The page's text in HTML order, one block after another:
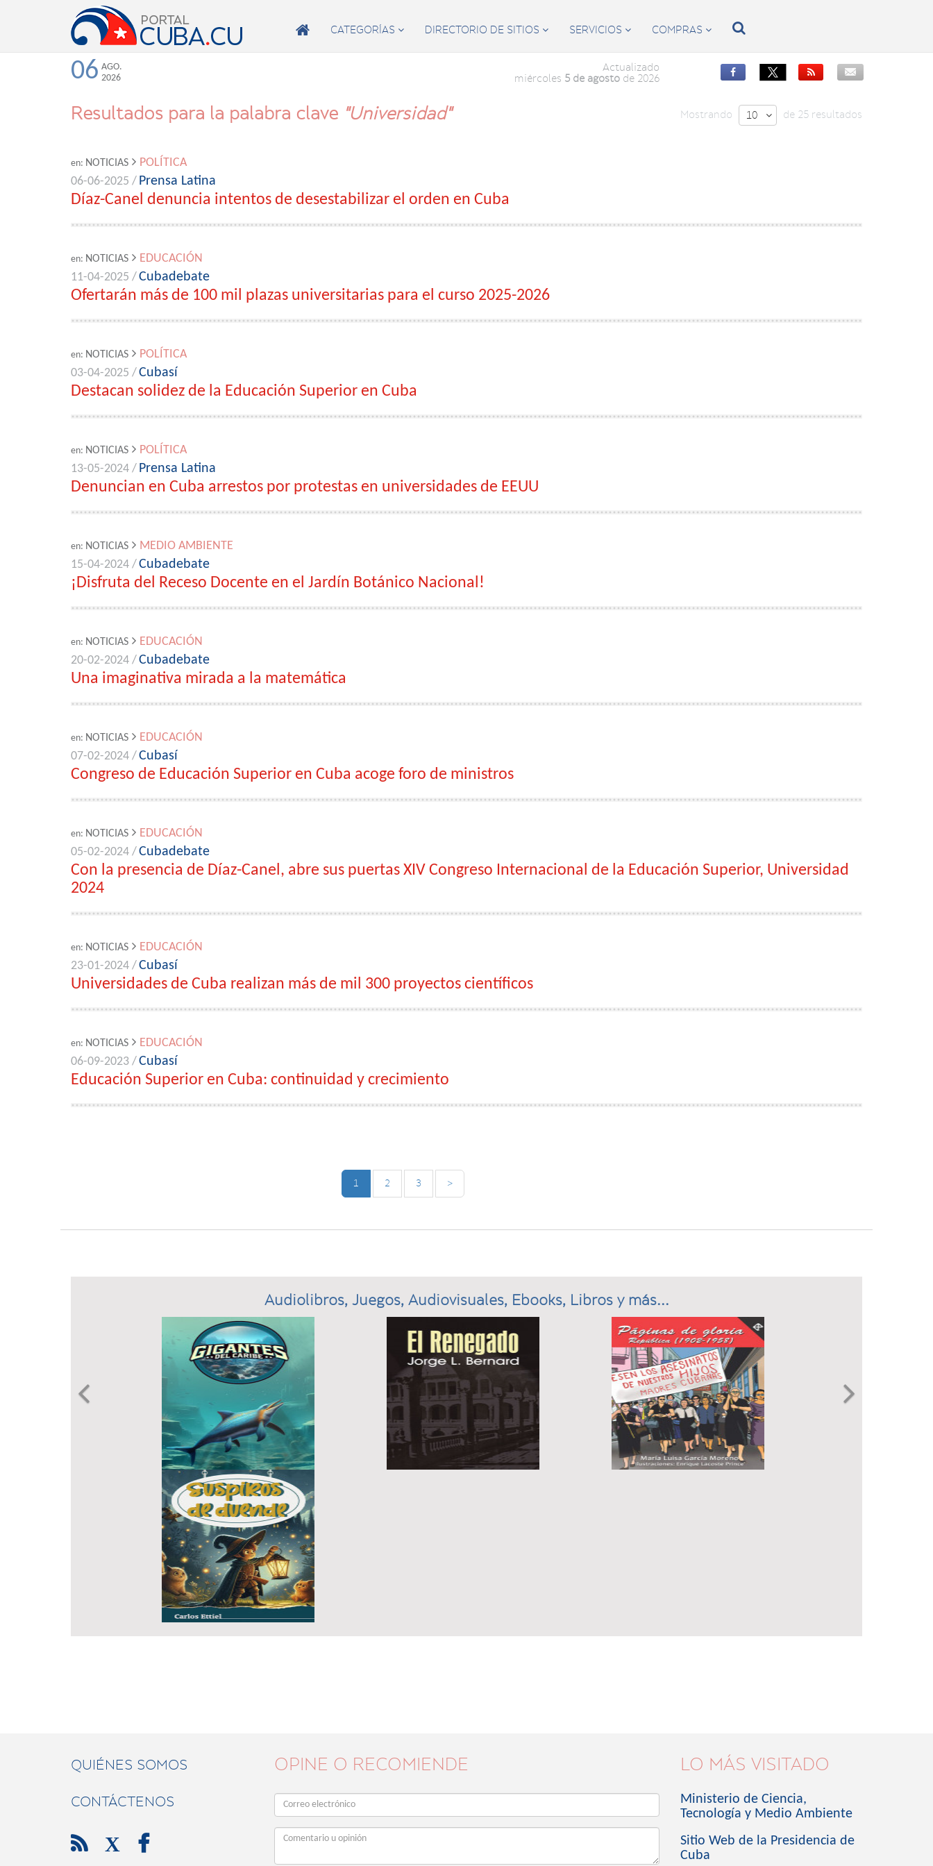
 CATEGORÍAS  DIRECTORIO DE SITIOS  SERVICIOS  COMPRAS  
06 AGO.
2026
Actualizado
miércoles 5 de agostode 2026


Resultados para la palabra clave "Universidad" Mostrando 10  de 25 resultados
en: NOTICIAS
POLÍTICA
06-06-2025 / Prensa Latina
Díaz-Canel denuncia intentos de desestabilizar el orden en Cuba
en: NOTICIAS
EDUCACIÓN
11-04-2025 /Cubadebate
Ofertarán más de 100 mil plazas universitarias para el curso 2025-2026
en: NOTICIAS
POLÍTICA
03-04-2025 /Cubasí
Destacan solidez de la Educación Superior en Cuba
en: NOTICIAS
POLÍTICA
13-05-2024 / Prensa Latina
Denuncian en Cuba arrestos por protestas en universidades de EEUU
en: NOTICIAS
MEDIO AMBIENTE
15-04-2024 /Cubadebate
¡Disfruta del Receso Docente en el Jardín Botánico Nacional!
en: NOTICIAS
EDUCACIÓN
20-02-2024 /Cubadebate
Una imaginativa mirada a la matemática
en: NOTICIAS
EDUCACIÓN
07-02-2024 /Cubasí
Congreso de Educación Superior en Cuba acoge foro de ministros
en: NOTICIAS
EDUCACIÓN
05-02-2024 /Cubadebate
Con la presencia de Díaz-Canel, abre sus puertas XIV Congreso Internacional de la Educación Superior, Universidad
2024
en: NOTICIAS
EDUCACIÓN
23-01-2024 /Cubasí
Universidades de Cuba realizan más de mil 300 proyectos científicos
en: NOTICIAS
EDUCACIÓN
06-09-2023 /Cubasí
Educación Superior en Cuba: continuidad y crecimiento
1 2 3 >
Audiolibros, Juegos, Audiovisuales, Ebooks, Libros y más...
Previous 
QUIÉNES SOMOS
CONTÁCTENOS
 X 
OPINE O RECOMIENDE LO MÁS VISITADO
Ministerio de Ciencia,
Tecnología y Medio Ambiente
Sitio Web de la Presidencia de
Cuba